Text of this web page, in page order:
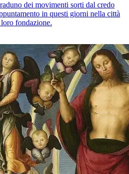
dei movimenti sorti dal credo
in questi giorni nella città
fondazione.